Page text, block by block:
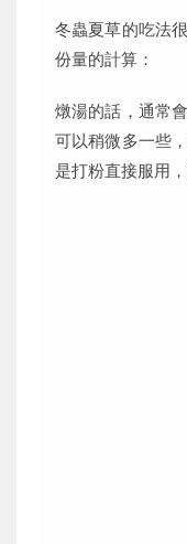
冬蟲夏草的吃法
份量的計算：
燉湯的話，通常
可以稍微多一些
是打粉直接服用